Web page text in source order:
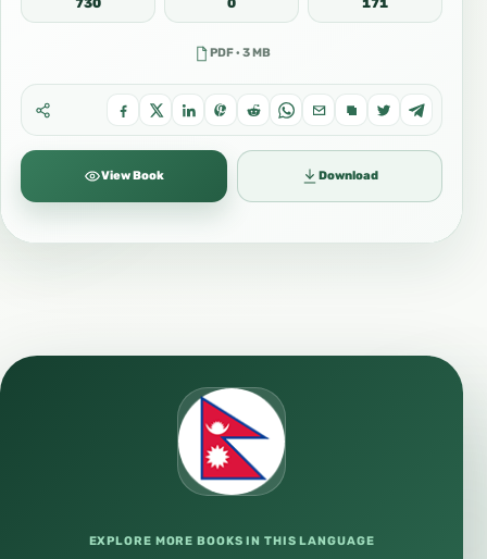
730 0 171
PDF · 3 MB
View Book Download
EXPLORE MORE BOOKS IN THIS LANGUAGE